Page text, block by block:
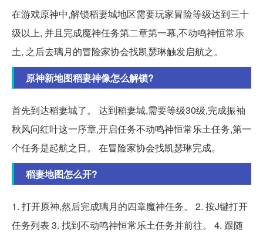
在游戏原神中,解锁稻妻城地区需要玩家冒险等级达到三十
级以上, 并且完成魔神任务第二章第一幕,不动鸣神恒常乐
土, 之后去璃月的冒险家协会找凯瑟琳触发启航之。
原神新地图稻妻神像怎么解锁?
首先到达稻妻城了。 达到稻妻城,需要等级30级,完成振袖
秋风问红叶这一序章,开启任务不动鸣神恒常乐土任务,第一
个任务是起航之日。 在冒险家协会找凯瑟琳完成。
稻妻地图怎么开?
1. 打开原神,然后完成璃月的四章魔神任务。 2. 按J键打开
任务列表 3. 找到不动鸣神恒常乐土任务并前往。 4. 跟随